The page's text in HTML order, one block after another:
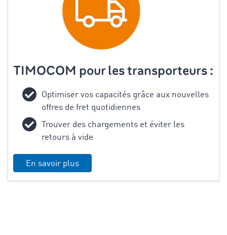
TIMOCOM pour les transporteurs :
Optimiser vos capacités grâce aux nouvelles
offres de fret quotidiennes
Trouver des chargements et éviter les
retours à vide
En savoir plus